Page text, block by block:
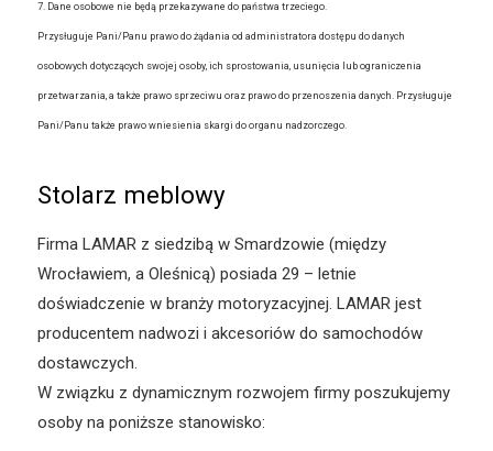
7. Dane osobowe nie będą przekazywane do państwa trzeciego.
Przysługuje Pani/Panu prawo do żądania od administratora dostępu do danych
osobowych dotyczących swojej osoby, ich sprostowania, usunięcia lub ograniczenia
przetwarzania, a także prawo sprzeciwu oraz prawo do przenoszenia danych. Przysługuje
Pani/Panu także prawo wniesienia skargi do organu nadzorczego.
Stolarz meblowy
Firma LAMAR z siedzibą w Smardzowie (między
Wrocławiem, a Oleśnicą) posiada 29 – letnie
doświadczenie w branży motoryzacyjnej. LAMAR jest
producentem nadwozi i akcesoriów do samochodów
dostawczych.
W związku z dynamicznym rozwojem firmy poszukujemy
osoby na poniższe stanowisko: